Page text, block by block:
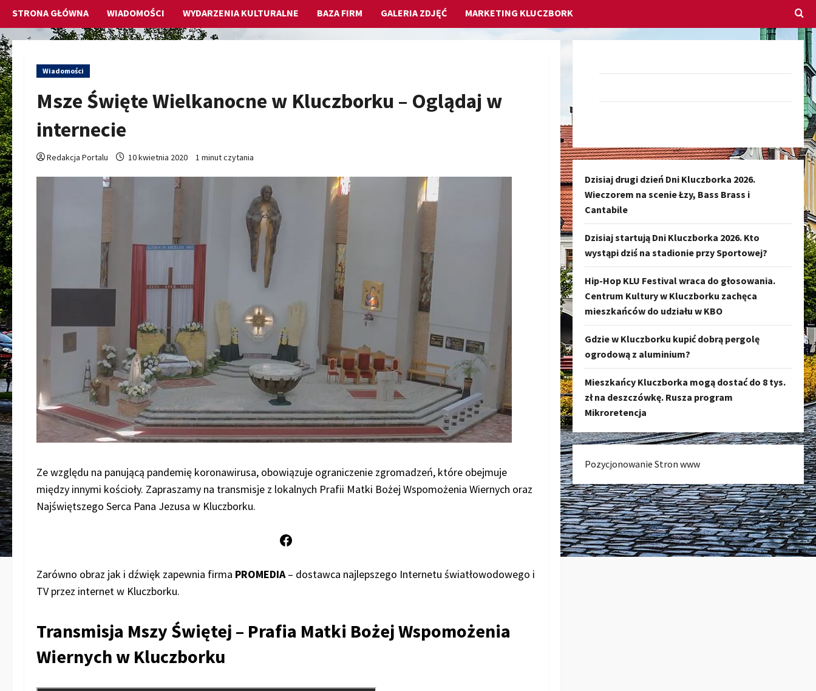
STRONA GŁÓWNA WIADOMOŚCI WYDARZENIA KULTURALNE BAZA FIRM GALERIA ZDJĘĆ MARKETING KLUCZBORK
Wiadomości
Msze Święte Wielkanocne w Kluczborku – Oglądaj w
internecie
Redakcja Portalu 10 kwietnia 2020 1 minut czytania
Ze względu na panującą pandemię koronawirusa, obowiązuje ograniczenie zgromadzeń, które obejmuje
między innymi kościoły. Zapraszamy na transmisje z lokalnych Prafii Matki Bożej Wspomożenia Wiernych oraz
Najświętszego Serca Pana Jezusa w Kluczborku.
Facebook
Zarówno obraz jak i dźwięk zapewnia firma PROMEDIA– dostawca najlepszego Internetu światłowodowego i
TV przez internet w Kluczborku.
Transmisja Mszy Świętej – Prafia Matki Bożej Wspomożenia
Wiernych w Kluczborku
Dzisiaj drugi dzień Dni Kluczborka 2026.
Wieczorem na scenie Łzy, Bass Brass i
Cantabile
Dzisiaj startują Dni Kluczborka 2026. Kto
wystąpi dziś na stadionie przy Sportowej?
Hip-Hop KLU Festival wraca do głosowania.
Centrum Kultury w Kluczborku zachęca
mieszkańców do udziału w KBO
Gdzie w Kluczborku kupić dobrą pergolę
ogrodową z aluminium?
Mieszkańcy Kluczborka mogą dostać do 8 tys.
zł na deszczówkę. Rusza program
Mikroretencja
Pozycjonowanie Stron www